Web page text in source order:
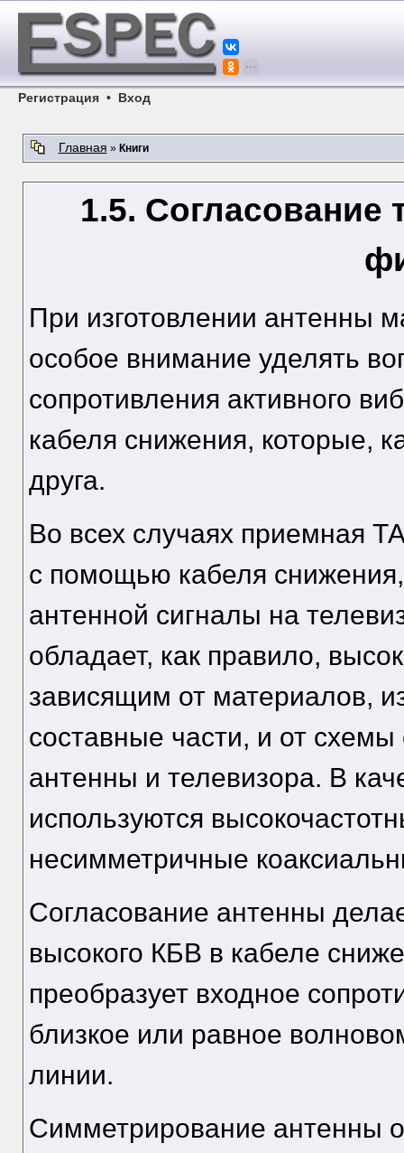
Регистрация • Вход
Главная » Книги
1.5. Согласование
При изготовлении антенны
особое внимание уделять
сопротивления активного
кабеля снижения, которые,
друга.
Во всех случаях приемная
с помощью кабеля
антенной сигналы на
обладает, как правило,
зависящим от материалов,
составные части, и от
антенны и телевизора. В
используются
несимметричные
Согласование антенны
высокого КБВ в кабеле
преобразует входное
близкое или равное
линии.
Симметрирование антенны